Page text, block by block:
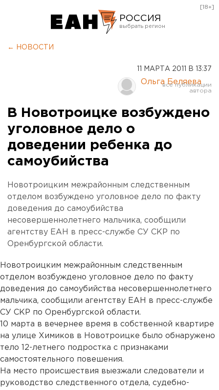
РОССИЯ
Курган
Оренбург
[18+]
← НОВОСТИ
11 МАРТА 2011 В 13:37
Ольга Беляева
В Новотроицке возбуждено
уголовное дело о
доведении ребенка до
самоубийства
Новотроицким межрайонным следственным
отделом возбуждено уголовное дело по факту
доведения до самоубийства
несовершеннолетнего мальчика, сообщили
агентству ЕАН в пресс-службе СУ СКР по
Оренбургской области.
Новотроицким межрайонным следственным
отделом возбуждено уголовное дело по факту
доведения до самоубийства несовершеннолетнего
мальчика, сообщили агентству ЕАН в пресс-службе
СУ СКР по Оренбургской области.
10 марта в вечернее время в собственной квартире
на улице Химиков в Новотроицке было обнаружено
тело 12-летнего подростка с признаками
самостоятельного повешения.
На место происшествия выезжали следователи и
руководство следственного отдела, судебно-